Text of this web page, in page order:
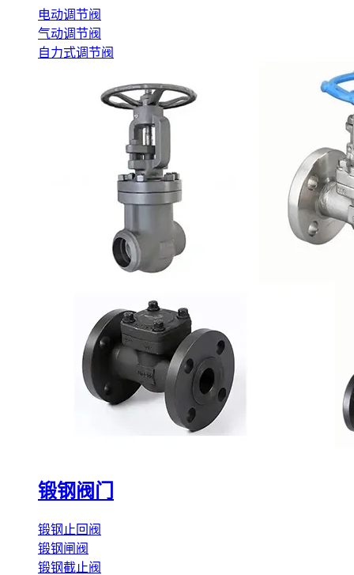
电动调节阀
气动调节阀
自力式调节阀
锻钢阀门
锻钢止回阀
锻钢闸阀
锻钢截止阀